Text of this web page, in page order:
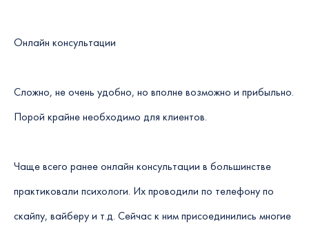
Онлайн консультации
Сложно, не очень удобно, но вполне возможно и прибыльно.
Порой крайне необходимо для клиентов.
Чаще всего ранее онлайн консультации в большинстве
практиковали психологи. Их проводили по телефону по
скайпу, вайберу и т.д. Сейчас к ним присоединились многие